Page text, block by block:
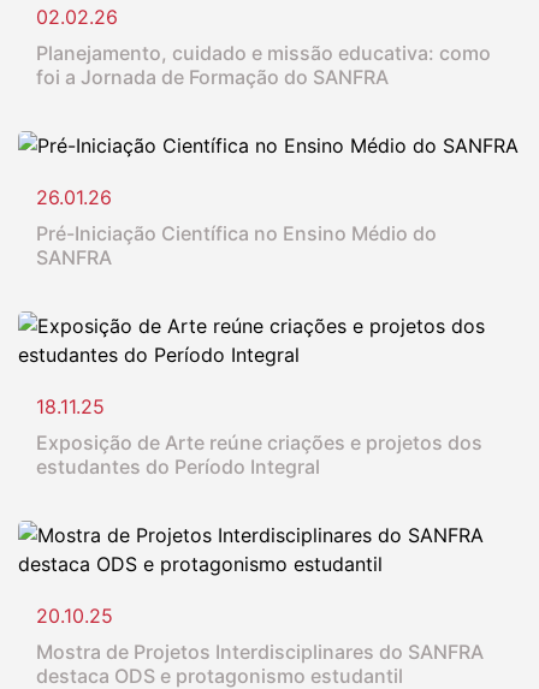
02.02.26
Planejamento, cuidado e missão educativa: como
foi a Jornada de Formação do SANFRA
26.01.26
Pré-Iniciação Científica no Ensino Médio do
SANFRA
18.11.25
Exposição de Arte reúne criações e projetos dos
estudantes do Período Integral
20.10.25
Mostra de Projetos Interdisciplinares do SANFRA
destaca ODS e protagonismo estudantil